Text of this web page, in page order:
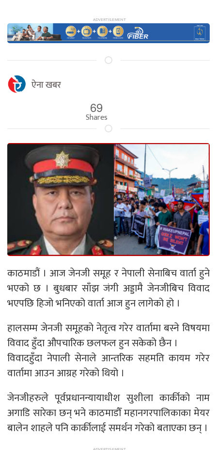
ऐना खबर
69
Shares
काठमाडौं । आज जेनजी समूह र नेपाली सेनाबिच वार्ता हुने
भएको छ । बुधबार साँझ जंगी अड्डामै जेनजीबिच विवाद
भएपछि हिजो भनिएको वार्ता आज हुन लागेको हो ।
हालसम्म जेनजी समूहको नेतृत्व गरेर वार्तामा बस्ने विषयमा
विवाद हुँदा औपचारिक छलफल हुन सकेको छैन ।
विवादहुँदा नेपाली सेनाले आन्तरिक सहमति कायम गरेर
वार्तामा आउन आग्रह गरेको थियो ।
जेनजीहरुले पूर्वप्रधानन्यायाधीश सुशीला कार्कीको नाम
अगाडि सारेका छन् भने काठमाडौँ महानगरपालिकाका मेयर
बालेन शाहले पनि कार्कीलाई समर्थन गरेको बताएका छन् ।